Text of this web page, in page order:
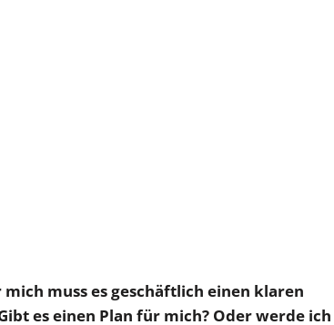
muss es geschäftlich einen klaren
es einen Plan für mich? Oder werde ich